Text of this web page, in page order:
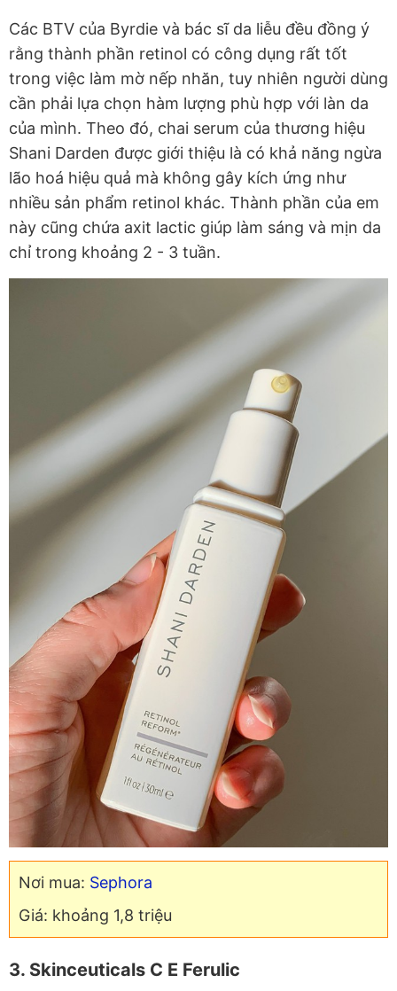
Các BTV của Byrdie và bác sĩ da liễu đều đồng ý
rằng thành phần retinol có công dụng rất tốt
trong việc làm mờ nếp nhăn, tuy nhiên người dùng
cần phải lựa chọn hàm lượng phù hợp với làn da
của mình. Theo đó, chai serum của thương hiệu
Shani Darden được giới thiệu là có khả năng ngừa
lão hoá hiệu quả mà không gây kích ứng như
nhiều sản phẩm retinol khác. Thành phần của em
này cũng chứa axit lactic giúp làm sáng và mịn da
chỉ trong khoảng 2 - 3 tuần.
Nơi mua: Sephora
Giá: khoảng 1,8 triệu
3. Skinceuticals C E Ferulic